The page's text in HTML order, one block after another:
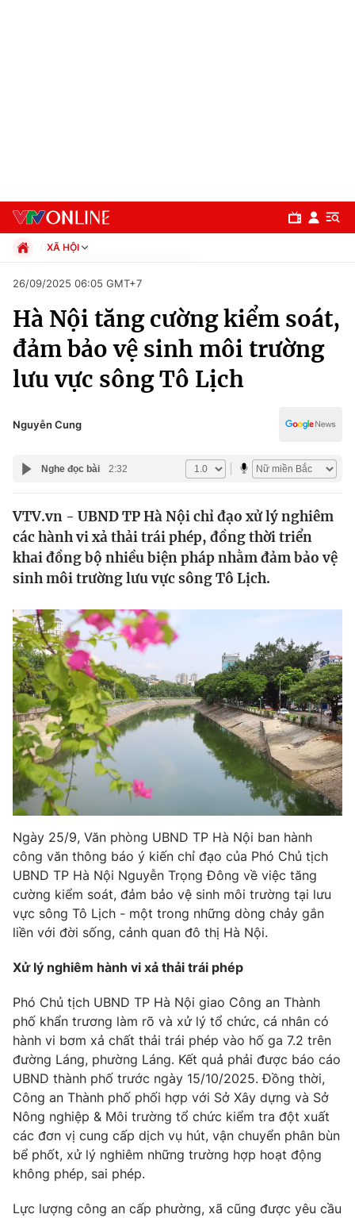
Chuyên mục
Chính trị
Thế giới
Tin tức
Thế giới đó đây
Câu chuyện quốc tế
Tài chính
Thị trường
Góc doanh nghiệp
Dữ liệu và đời sống
Truyền hình
Phim VTV
Hậu trường
Nhân vật
Khán giả
Giải sao mai
Giải trí
Điện ảnh
Âm nhạc
Đời sống
Du lịch
Làm đẹp
Chất lượng cuộc sống
Giáo dục
Tuyển sinh
Học trực tuyến
Công nghệ
Hitech Công nghệ tương lai
Sản phẩm
Thị trường
Tư vấn
Giao lưu trực tuyến
Lịch phát sóng
Chuyên mục khác
Emagazine Podcast
Photo Infographic
Video Shorts video
VTV Money
XÃ HỘI
Xã hội
Pháp luật
Kinh tế
Thể thao
Truyền hình
Văn hóa - Giải trí
Đời sống
Giáo dục
26/09/2025 06:05 GMT+7
Hà Nội tăng cường kiểm soát,
đảm bảo vệ sinh môi trường
lưu vực sông Tô Lịch
Nguyễn Cung
Nghe đọc bài 2:32
VTV.vn - UBND TP Hà Nội chỉ đạo xử lý nghiêm
các hành vi xả thải trái phép, đồng thời triển
khai đồng bộ nhiều biện pháp nhằm đảm bảo vệ
sinh môi trường lưu vực sông Tô Lịch.
Ngày 25/9, Văn phòng UBND TP Hà Nội ban hành
công văn thông báo ý kiến chỉ đạo của Phó Chủ tịch
UBND TP Hà Nội Nguyễn Trọng Đông về việc tăng
cường kiểm soát, đảm bảo vệ sinh môi trường tại lưu
vực sông Tô Lịch - một trong những dòng chảy gắn
liền với đời sống, cảnh quan đô thị Hà Nội.
Xử lý nghiêm hành vi xả thải trái phép
Phó Chủ tịch UBND TP Hà Nội giao Công an Thành
phố khẩn trương làm rõ và xử lý tổ chức, cá nhân có
hành vi bơm xả chất thải trái phép vào hố ga 7.2 trên
đường Láng, phường Láng. Kết quả phải được báo cáo
UBND thành phố trước ngày 15/10/2025. Đồng thời,
Công an Thành phố phối hợp với Sở Xây dựng và Sở
Nông nghiệp & Môi trường tổ chức kiểm tra đột xuất
các đơn vị cung cấp dịch vụ hút, vận chuyển phân bùn
bể phốt, xử lý nghiêm những trường hợp hoạt động
không phép, sai phép.
Lực lượng công an cấp phường, xã cũng được yêu cầu